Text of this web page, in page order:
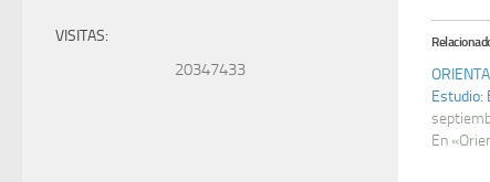
Estudio:
En
VISITAS:
20347433